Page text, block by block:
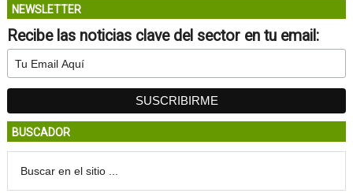
NEWSLETTER
Recibe las noticias clave del sector en tu email:
BUSCADOR